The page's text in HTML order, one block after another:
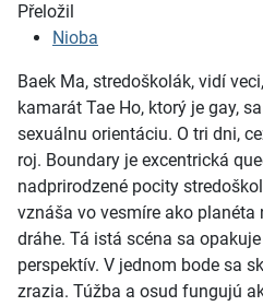
Přeložil
Nioba
Baek Ma, stredoškolák, vidí
kamarát Tae Ho, ktorý je gay,
sexuálnu orientáciu. O tri dni,
roj. Boundary je excentrická
nadprirodzené pocity
vznáša vo vesmíre ako
dráhe. Tá istá scéna sa
perspektív. V jednom bode sa
zrazia. Túžba a osud fungujú